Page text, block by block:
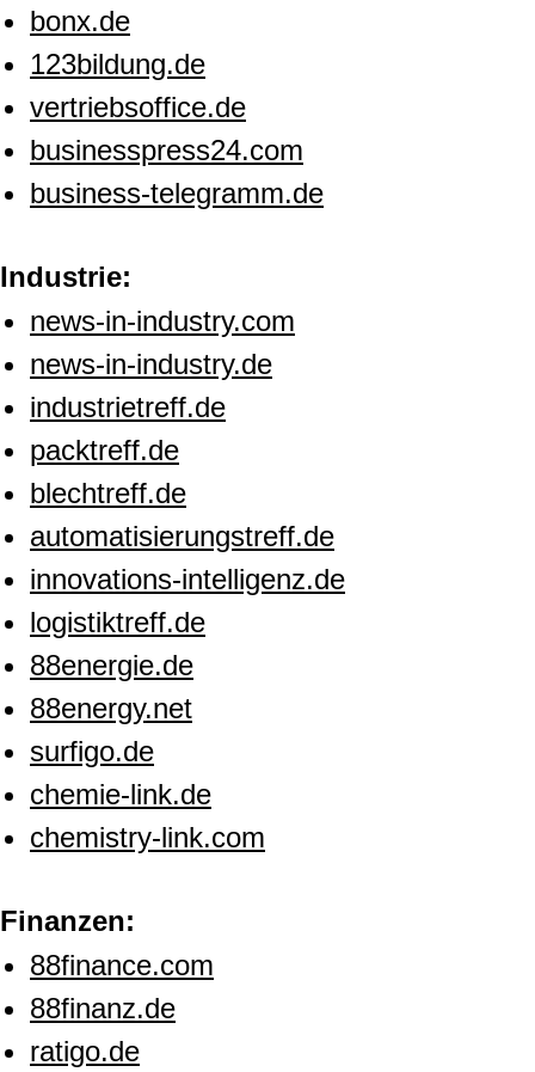
bonx.de
123bildung.de
vertriebsoffice.de
businesspress24.com
business-telegramm.de
Industrie:
news-in-industry.com
news-in-industry.de
industrietreff.de
packtreff.de
blechtreff.de
automatisierungstreff.de
innovations-intelligenz.de
logistiktreff.de
88energie.de
88energy.net
surfigo.de
chemie-link.de
chemistry-link.com
Finanzen:
88finance.com
88finanz.de
ratigo.de